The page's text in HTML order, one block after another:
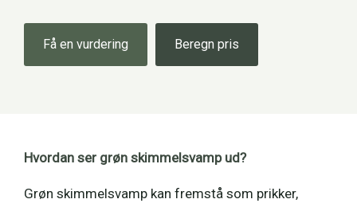
Få en vurdering Beregn pris
Hvordan ser grøn skimmelsvamp ud?
Grøn skimmelsvamp kan fremstå som prikker,